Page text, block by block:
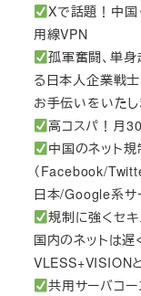
Xで話題！中国
用線VPN
孤軍奮闘、単
る日本人企業戦
お手伝いをいたし
高コスパ！月
中国のネット
（Facebook/
日本/Google系サ
規制に強くセ
国内のネットは
VLESS+VISION
共用サーバコ